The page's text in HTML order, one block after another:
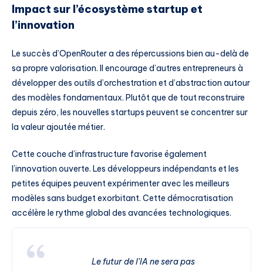
Impact sur l’écosystème startup et
l’innovation
Le succès d’OpenRouter a des répercussions bien au-delà de
sa propre valorisation. Il encourage d’autres entrepreneurs à
développer des outils d’orchestration et d’abstraction autour
des modèles fondamentaux. Plutôt que de tout reconstruire
depuis zéro, les nouvelles startups peuvent se concentrer sur
la valeur ajoutée métier.
Cette couche d’infrastructure favorise également
l’innovation ouverte. Les développeurs indépendants et les
petites équipes peuvent expérimenter avec les meilleurs
modèles sans budget exorbitant. Cette démocratisation
accélère le rythme global des avancées technologiques.
Le futur de l’IA ne sera pas